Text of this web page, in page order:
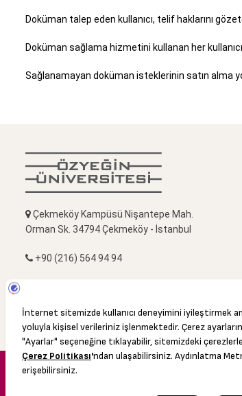
Doküman talep eden kullanıcı, telif haklarını
Doküman sağlama hizmetini kullanan her
Sağlanamayan doküman isteklerinin satın alma
Çekmeköy Kampüsü Nişantepe Mah.
Orman Sk. 34794 Çekmeköy - İstanbul
+90 (216) 564 94 94
library@ozyegin.edu.tr
© 2016 Özyeğin Üniversitesi